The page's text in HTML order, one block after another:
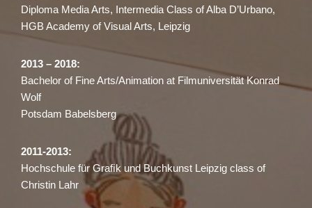
Diploma Media Arts, Intermedia Class of Alba D’Urbano,
HGB Academy of Visual Arts, Leipzig
2013 – 2018:
Bachelor of Fine Arts/Animation at Filmuniversität Konrad
Wolf
Potsdam Babelsberg
2011-2013:
Hochschule für Graﬁk und Buchkunst Leipzig class of
Christin Lahr